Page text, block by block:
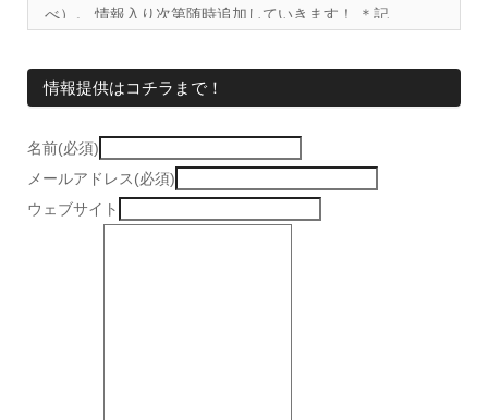
べ）。 情報入り次第随時追加していきます！ ＊記...
情報提供はコチラまで！
名前(必須)
メールアドレス(必須)
ウェブサイト